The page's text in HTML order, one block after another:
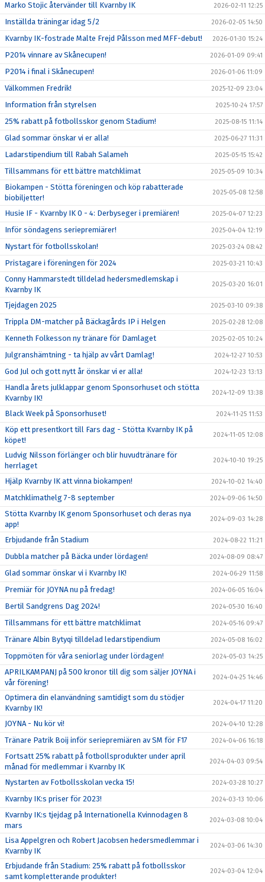
Marko Stojic återvänder till Kvarnby IK 2026-02-11 12:25
Inställda träningar idag 5/2 2026-02-05 14:50
Kvarnby IK-fostrade Malte Frejd Pålsson med MFF-debut! 2026-01-30 15:24
P2014 vinnare av Skånecupen! 2026-01-09 09:41
P2014 i final i Skånecupen! 2026-01-06 11:09
Välkommen Fredrik! 2025-12-09 23:04
Information från styrelsen 2025-10-24 17:57
25% rabatt på fotbollsskor genom Stadium! 2025-08-15 11:14
Glad sommar önskar vi er alla! 2025-06-27 11:31
Ladarstipendium till Rabah Salameh 2025-05-15 15:42
Tillsammans för ett bättre matchklimat 2025-05-09 10:34
Biokampen - Stötta föreningen och köp rabatterade
biobiljetter!
2025-05-08 12:58
Husie IF - Kvarnby IK 0 - 4: Derbyseger i premiären! 2025-04-07 12:23
Inför söndagens seriepremiärer! 2025-04-04 12:19
Nystart för fotbollsskolan! 2025-03-24 08:42
Pristagare i föreningen för 2024 2025-03-21 10:43
Conny Hammarstedt tilldelad hedersmedlemskap i
Kvarnby IK
2025-03-20 16:01
Tjejdagen 2025 2025-03-10 09:38
Trippla DM-matcher på Bäckagårds IP i Helgen 2025-02-28 12:08
Kenneth Folkesson ny tränare för Damlaget 2025-02-05 10:24
Julgranshämtning - ta hjälp av vårt Damlag! 2024-12-27 10:53
God Jul och gott nytt år önskar vi er alla! 2024-12-23 13:13
Handla årets julklappar genom Sponsorhuset och stötta
Kvarnby IK!
2024-12-09 13:38
Black Week på Sponsorhuset! 2024-11-25 11:53
Köp ett presentkort till Fars dag - Stötta Kvarnby IK på
köpet!
2024-11-05 12:08
Ludvig Nilsson förlänger och blir huvudtränare för
herrlaget
2024-10-10 19:25
Hjälp Kvarnby IK att vinna biokampen! 2024-10-02 14:40
Matchklimathelg 7-8 september 2024-09-06 14:50
Stötta Kvarnby IK genom Sponsorhuset och deras nya
app!
2024-09-03 14:28
Erbjudande från Stadium 2024-08-22 11:21
Dubbla matcher på Bäcka under lördagen! 2024-08-09 08:47
Glad sommar önskar vi i Kvarnby IK! 2024-06-29 11:58
Premiär för JOYNA nu på fredag! 2024-06-05 16:04
Bertil Sandgrens Dag 2024! 2024-05-30 16:40
Tillsammans för ett bättre matchklimat 2024-05-16 09:47
Tränare Albin Bytyqi tilldelad ledarstipendium 2024-05-08 16:02
Toppmöten för våra seniorlag under lördagen! 2024-05-03 14:25
APRILKAMPANJ på 500 kronor till dig som säljer JOYNA i
vår förening!
2024-04-25 14:46
Optimera din elanvändning samtidigt som du stödjer
Kvarnby IK!
2024-04-17 11:20
JOYNA - Nu kör vi! 2024-04-10 12:28
Tränare Patrik Boij inför seriepremiären av SM för F17 2024-04-06 16:18
Fortsatt 25% rabatt på fotbollsprodukter under april
månad för medlemmar i Kvarnby IK
2024-04-03 09:54
Nystarten av Fotbollsskolan vecka 15! 2024-03-28 10:27
Kvarnby IK:s priser för 2023! 2024-03-13 10:06
Kvarnby IK:s tjejdag på Internationella Kvinnodagen 8
mars
2024-03-08 10:04
Lisa Appelgren och Robert Jacobsen hedersmedlemmar i
Kvarnby IK
2024-03-06 14:30
Erbjudande från Stadium: 25% rabatt på fotbollsskor
samt kompletterande produkter!
2024-03-04 12:04